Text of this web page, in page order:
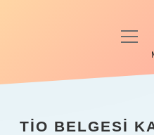
Anasayfa
TIO BELGESI